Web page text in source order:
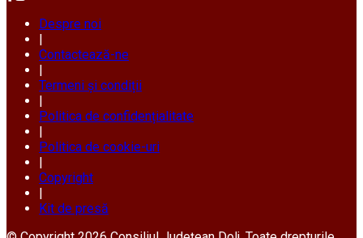
Despre noi
|
Contactează-ne
|
Termeni și condiții
|
Politica de confidențialitate
|
Politica de cookie-uri
|
Copyright
|
Kit de presă